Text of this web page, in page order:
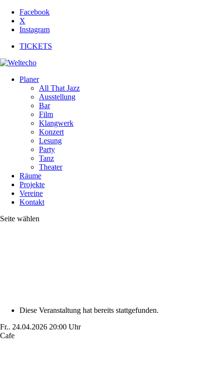
Facebook
X
Instagram
TICKETS
Planer
All That Jazz
Ausstellung
Bar
Film
Klangwerk
Konzert
Lesung
Party
Tanz
Theater
Räume
Projekte
Vereine
Kontakt
Seite wählen
Diese Veranstaltung hat bereits stattgefunden.
Fr.. 24.04.2026 20:00 Uhr
Cafe